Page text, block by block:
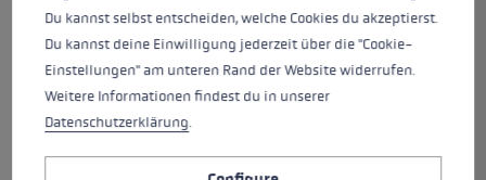
mm aluminum shafts support
comfortable use on the slopes.
The EVO PAS grips offer a better
grip thanks to the finger
recesses, and the strap can be
easily adjusted to fit your hand.
Du kannst selbst entscheiden, welche Cookies du akzeptierst.
Du kannst deine Einwilligung jederzeit über die "Cookie-
Einstellungen" am unteren Rand der Website widerrufen.
Weitere Informationen findest du in unserer
Datenschutzerklärung.